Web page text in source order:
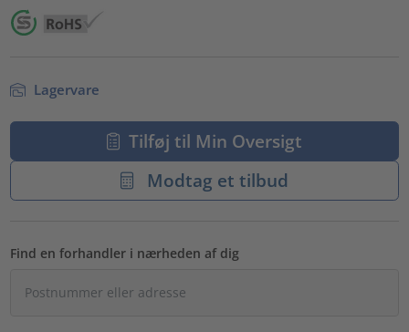
Lagervare
Tilføj til Min Oversigt
Modtag et tilbud
Find en forhandler i nærheden af dig